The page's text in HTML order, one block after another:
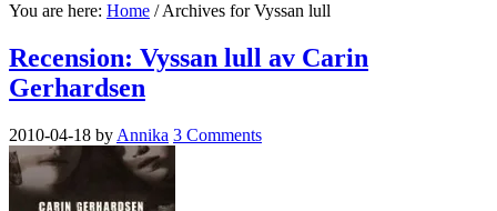
You are here: Home /Archives for Vyssan lull
Recension: Vyssan lull av Carin
Gerhardsen
2010-04-18 by Annika 3 Comments